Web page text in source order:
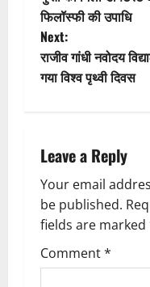
s
t
v
i
g
a
फिलॉस्फी की उपाधि
Next:
राजीव गांधी नवोदय
गया विश्व पृथ्वी दिवस
Leave a Reply
Your email
be published.
fields are marked
Comment*